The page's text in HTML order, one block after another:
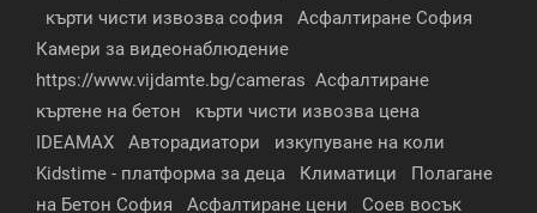
кърти чисти извозва софия
Асфалтиране София
Камери за видеонаблюдение
https://www.vijdamte.bg/cameras Асфалтиране
къртене на бетон
кърти чисти извозва цена
IDEAMAX
Авторадиатори
изкупуване на коли
Kidstime - платформа за деца
Климатици
Полагане
на Бетон София
Асфалтиране цени Соев восък